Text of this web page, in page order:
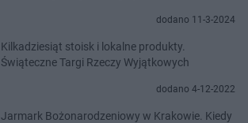
dodano 11-3-2024
Kilkadziesiąt stoisk i lokalne produkty.
Świąteczne Targi Rzeczy Wyjątkowych
dodano 4-12-2022
Jarmark Bożonarodzeniowy w Krakowie. Kiedy